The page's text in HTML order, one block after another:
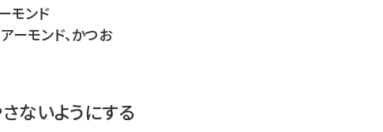
モンド
ーモンド、かつお
ないようにする